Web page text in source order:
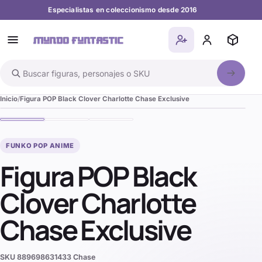
Especialistas en coleccionismo desde 2016
Buscar en el catálogo
Inicio Figura POP Black Clover Charlotte Chase Exclusive
FUNKO POP ANIME
Figura POP Black
Clover Charlotte
Chase Exclusive
SKU 889698631433 Chase